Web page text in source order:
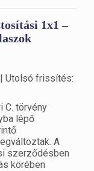
1x1 –
Utolsó frissítés:
C. törvény
lépő
A
szerződésben
körében